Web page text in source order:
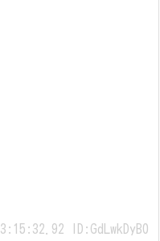
ID:GdLwkDyB0